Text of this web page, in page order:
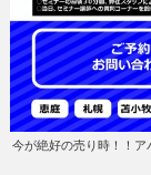
今が絶好の売り時！！ア